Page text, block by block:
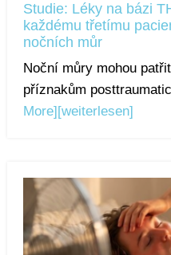
Studie: Léky na bázi
každému třetímu
nočních můr
Noční můry mohou
příznakům
More][weiterlesen]